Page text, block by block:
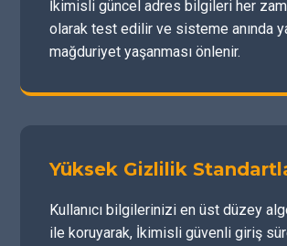
İkimisli güncel adres bilgileri her
olarak test edilir ve sisteme anında
mağduriyet yaşanması önlenir.
Yüksek Gizlilik
Kullanıcı bilgilerinizi en üst düzey
ile koruyarak, İkimisli güvenli giriş